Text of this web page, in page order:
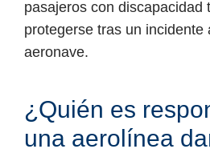
pasajeros con discapacidad
protegerse tras un incidente
aeronave.
¿Quién es
una aerolínea